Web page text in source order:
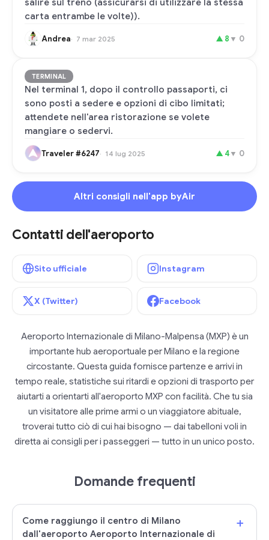
salire sul treno (assicurarsi di utilizzare la stessa
carta entrambe le volte)).
Andrea 7 mar 2025 ▲ 8 ▼ 0
TERMINAL
Nel terminal 1, dopo il controllo passaporti, ci
sono posti a sedere e opzioni di cibo limitati;
attendete nell'area ristorazione se volete
mangiare o sedervi.
Traveler #6247 14 lug 2025 ▲ 4▼ 0
Altri consigli nell'app byAir
Contatti dell'aeroporto
Sito ufficiale Instagram
X (Twitter) Facebook
Aeroporto Internazionale di Milano-Malpensa (MXP) è un
importante hub aeroportuale per Milano e la regione
circostante. Questa guida fornisce partenze e arrivi in
tempo reale, statistiche sui ritardi e opzioni di trasporto per
aiutarti a orientarti all'aeroporto MXP con facilità. Che tu sia
un visitatore alle prime armi o un viaggiatore abituale,
troverai tutto ciò di cui hai bisogno — dai tabelloni voli in
diretta ai consigli per i passeggeri — tutto in un unico posto.
Domande frequenti
Come raggiungo il centro di Milano
dall'aeroporto Aeroporto Internazionale di
+